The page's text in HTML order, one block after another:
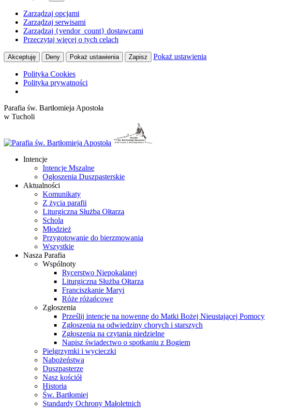
Zarządzaj opcjami
Zarządzaj serwisami
Zarządzaj {vendor_count} dostawcami
Przeczytaj więcej o tych celach
Akceptuję Deny Pokaż ustawienia Zapisz Pokaż ustawienia
Polityka Cookies
Polityka prywatności
Przewiń
do
Parafia św. Bartłomieja Apostoła
w Tucholi
Intencje
Intencje Mszalne
Ogłoszenia Duszpasterskie
Aktualności
Komunikaty
Z życia parafii
Liturgiczna Służba Ołtarza
Schola
Młodzież
Przygotowanie do bierzmowania
Wszystkie
Nasza Parafia
Wspólnoty
Rycerstwo Niepokalanej
Liturgiczna Służba Ołtarza
Franciszkanie Maryi
Róże różańcowe
Zgłoszenia
Prześlij intencje na nowennę do Matki Bożej Nieustającej Pomocy
Zgłoszenia na odwiedziny chorych i starszych
Zgłoszenia na czytania niedzielne
Napisz świadectwo o spotkaniu z Bogiem
Pielgrzymki i wycieczki
Nabożeństwa
Duszpasterze
Nasz kościół
Historia
Św. Bartłomiej
Standardy Ochrony Małoletnich